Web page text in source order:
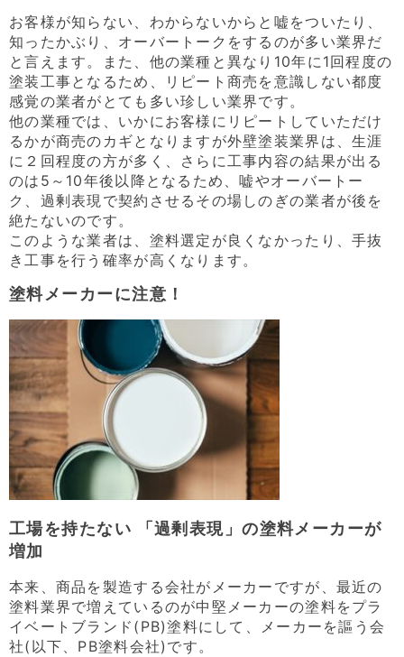
お客様が知らない、わからないからと嘘をついたり、
知ったかぶり、オーバートークをするのが多い業界だ
と言えます。また、他の業種と異なり10年に1回程度の
塗装工事となるため、リピート商売を意識しない都度
感覚の業者がとても多い珍しい業界です。
他の業種では、いかにお客様にリピートしていただけ
るかが商売のカギとなりますが外壁塗装業界は、生涯
に２回程度の方が多く、さらに工事内容の結果が出る
のは5～10年後以降となるため、嘘やオーバートー
ク、過剰表現で契約させるその場しのぎの業者が後を
絶たないのです。
このような業者は、塗料選定が良くなかったり、手抜
き工事を行う確率が高くなります。
塗料メーカーに注意！
工場を持たない 「過剰表現」の塗料メーカーが
増加
本来、商品を製造する会社がメーカーですが、最近の
塗料業界で増えているのが中堅メーカーの塗料をプラ
イベートブランド(PB)塗料にして、メーカーを謳う会
社(以下、PB塗料会社)です。